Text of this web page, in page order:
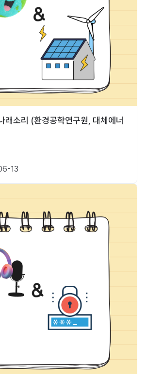
래소리 (환경공학연구원, 대체에너
13